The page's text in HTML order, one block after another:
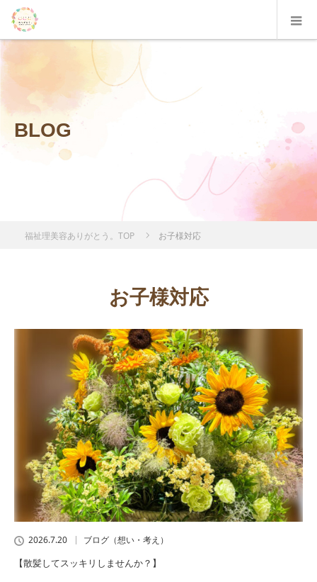
BLOG
福祉理美容ありがとう。TOP お子様対応
お子様対応
2026.7.20 ブログ（想い・考え）
【散髪してスッキリしませんか？】